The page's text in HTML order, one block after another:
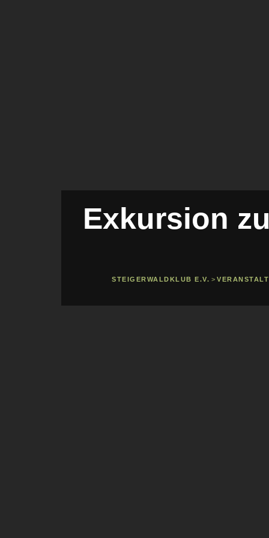
Exkursion
STEIGERWALDKLUB E.V. >